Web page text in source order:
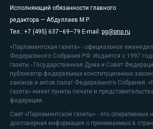
Исполняющий обязанности главного
редактора — Абдуллаев М.Р.
Тел.: +7 (495) 637–69–79 E-mail: pg@pnp.ru
«Парламентская газета» - официальное
Федерального Собрания РФ. Издается с 1997
газеты - Государственная Дума и Совет
публикатор федеральных конституционных
законов и актов палат Федерального Собрания.
газета» имеет пункты печати и
федерации.
Сайт «Парламентской газеты» - это оперативные
достоверная информация о принимаемых в